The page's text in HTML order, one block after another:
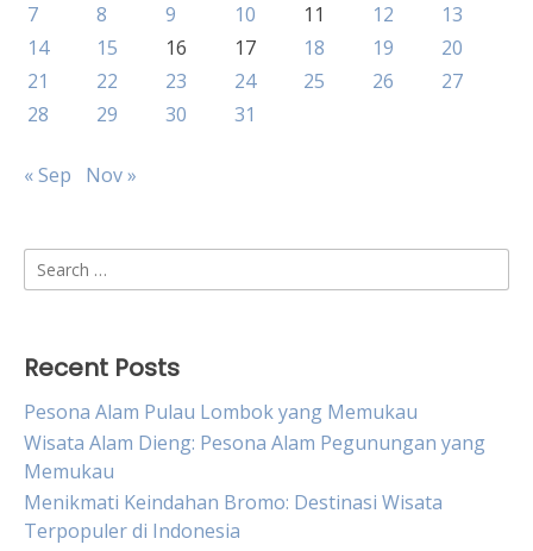
7
8 9 10 11 12
13
14
15 16 17 18 19
20
21
22 23 24 25 26
27
28
29 30 31
« Sep Nov »
Search
for:
Recent Posts
Pesona Alam Pulau Lombok yang Memukau
Wisata Alam Dieng: Pesona Alam Pegunungan yang
Memukau
Menikmati Keindahan Bromo: Destinasi Wisata
Terpopuler di Indonesia